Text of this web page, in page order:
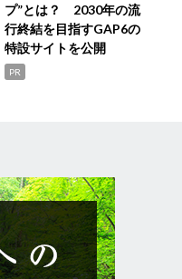
プ”とは？ 2030年の流
行終結を目指すGAP6の
特設サイトを公開
PR